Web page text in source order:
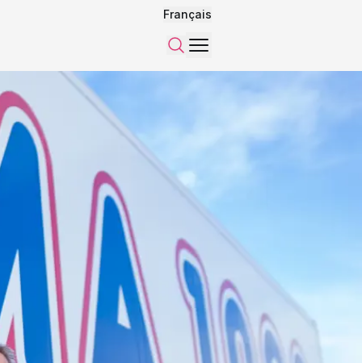
Français
Recherche
Menu